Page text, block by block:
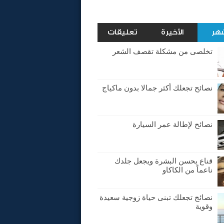
الأخيرة تعليقات
تخلصى من مشكلة تقصف الشعر
نصائح تجعلك أكثر جمالا بدون ماكياج
نصائح لإطالة عمر السيارة
قناع يحسن البشرة ويجعل جلدك
ناعماً من الكاكاو
نصائج تجعلك تبنى حياة زوجية سعيدة
وقوية